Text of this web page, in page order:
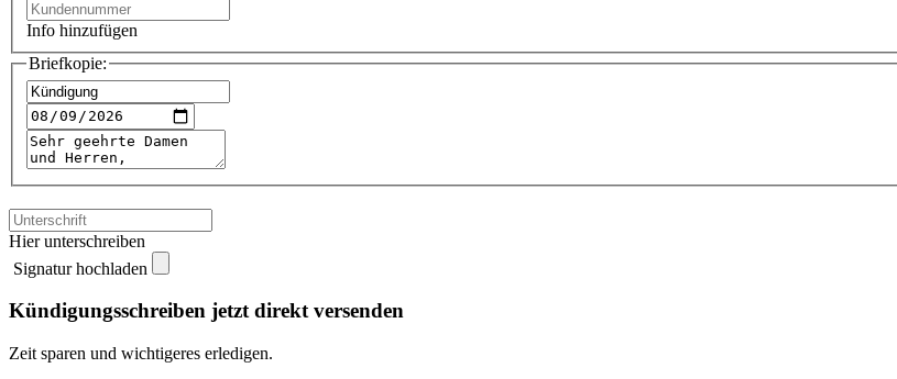
Info hinzufügen
Briefkopie:
Hier unterschreiben
Signatur hochladen
Kündigungsschreiben jetzt direkt versenden
Zeit sparen und wichtigeres erledigen.